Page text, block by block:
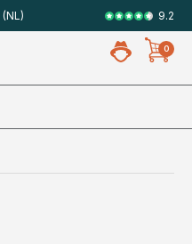
Veilig met
9.2
0